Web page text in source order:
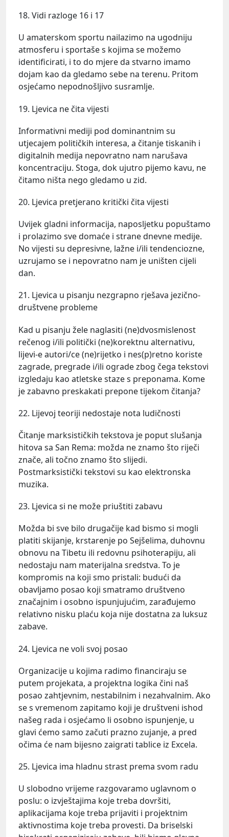
18. Vidi razloge 16 i 17
U amaterskom sportu nailazimo na ugodniju
atmosferu i sportaše s kojima se možemo
identificirati, i to do mjere da stvarno imamo
dojam kao da gledamo sebe na terenu. Pritom
osjećamo nepodnošljivo susramlje.
19. Ljevica ne čita vijesti
Informativni mediji pod dominantnim su
utjecajem političkih interesa, a čitanje tiskanih i
digitalnih medija nepovratno nam narušava
koncentraciju. Stoga, dok ujutro pijemo kavu, ne
čitamo ništa nego gledamo u zid.
20. Ljevica pretjerano kritički čita vijesti
Uvijek gladni informacija, naposljetku popuštamo
i prolazimo sve domaće i strane dnevne medije.
No vijesti su depresivne, lažne i/ili tendenciozne,
uzrujamo se i nepovratno nam je uništen cijeli
dan.
21. Ljevica u pisanju nezgrapno rješava jezično-
društvene probleme
Kad u pisanju žele naglasiti (ne)dvosmislenost
rečenog i/ili politički (ne)korektnu alternativu,
lijevi-e autori/ce (ne)rijetko i nes(p)retno koriste
zagrade, pregrade i/ili ograde zbog čega tekstovi
izgledaju kao atletske staze s preponama. Kome
je zabavno preskakati prepone tijekom čitanja?
22. Lijevoj teoriji nedostaje nota ludičnosti
Čitanje marksističkih tekstova je poput slušanja
hitova sa San Rema: možda ne znamo što riječi
znače, ali točno znamo što slijedi.
Postmarksistički tekstovi su kao elektronska
muzika.
23. Ljevica si ne može priuštiti zabavu
Možda bi sve bilo drugačije kad bismo si mogli
platiti skijanje, krstarenje po Sejšelima, duhovnu
obnovu na Tibetu ili redovnu psihoterapiju, ali
nedostaju nam materijalna sredstva. To je
kompromis na koji smo pristali: budući da
obavljamo posao koji smatramo društveno
značajnim i osobno ispunjujućim, zarađujemo
relativno nisku plaću koja nije dostatna za luksuz
zabave.
24. Ljevica ne voli svoj posao
Organizacije u kojima radimo financiraju se
putem projekata, a projektna logika čini naš
posao zahtjevnim, nestabilnim i nezahvalnim. Ako
se s vremenom zapitamo koji je društveni ishod
našeg rada i osjećamo li osobno ispunjenje, u
glavi ćemo samo začuti prazno zujanje, a pred
očima će nam bijesno zaigrati tablice iz Excela.
25. Ljevica ima hladnu strast prema svom radu
U slobodno vrijeme razgovaramo uglavnom o
poslu: o izvještajima koje treba dovršiti,
aplikacijama koje treba prijaviti i projektnim
aktivnostima koje treba provesti. Da briselski